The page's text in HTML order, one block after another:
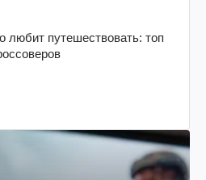
любит путешествовать: топ